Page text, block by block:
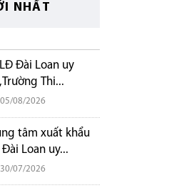
NHẤT
Đài Loan uy
Thi...
05/08/2026
tâm xuất khẩu
Đài Loan uy...
30/07/2026